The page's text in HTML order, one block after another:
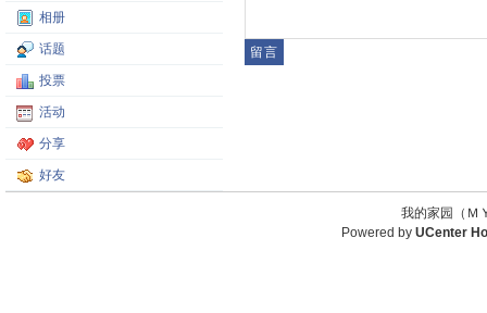
相册
话题
投票
活动
分享
好友
我的家园（
Powered by UCenter